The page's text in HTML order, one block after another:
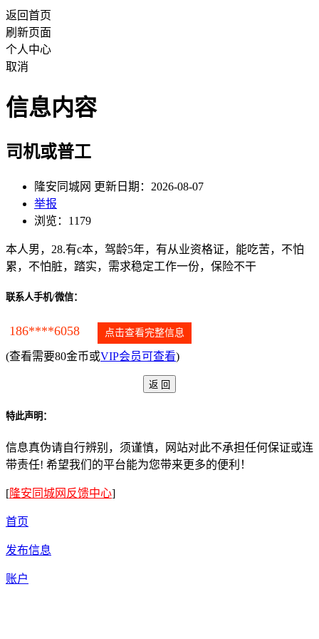
返回首页
刷新页面
个人中心
取消
信息内容
司机或普工
隆安同城网 更新日期：2026-08-07
举报
浏览：1179
本人男，28.有c本，驾龄5年，有从业资格证，能吃苦，不怕
累，不怕脏，踏实，需求稳定工作一份，保险不干
联系人手机/微信：
186****6058 点击查看完整信息
(查看需要80金币或VIP会员可查看)
特此声明：
信息真伪请自行辨别，须谨慎，网站对此不承担任何保证或连
带责任! 希望我们的平台能为您带来更多的便利！
[隆安同城网反馈中心]
首页
发布信息
账户